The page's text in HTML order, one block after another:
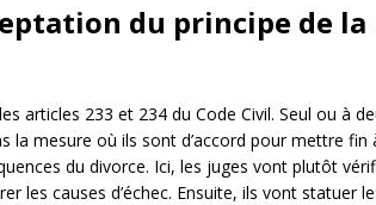
du principe de
articles 233 et 234 du Code Civil. Seul ou à
la mesure où ils sont d’accord pour mettre fin
du divorce. Ici, les juges vont plutôt
les causes d’échec. Ensuite, ils vont statuer